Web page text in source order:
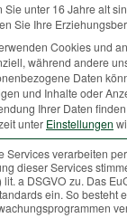
Sie unter 16 Jahre alt
Sie Ihre
Cookies und
während andere
Daten
und Inhalte oder
Ihrer Daten
unter Einstellungen
Services verarbeiten
dieser Services
lit. a DSGVO zu. Das
ein. So besteht